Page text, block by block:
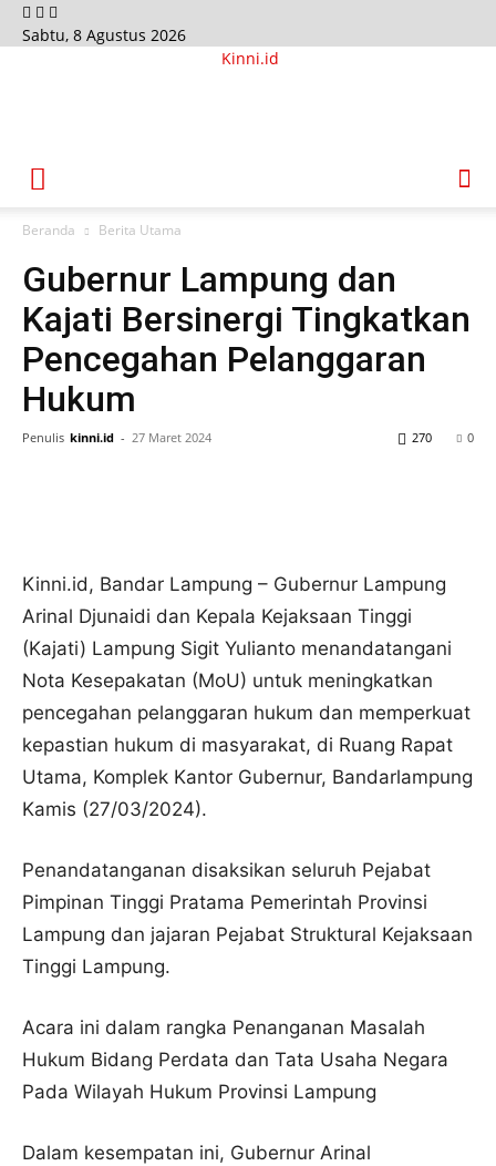
Sabtu, 8 Agustus 2026
Kinni.id
Beranda Berita Utama
Gubernur Lampung dan
Kajati Bersinergi Tingkatkan
Pencegahan Pelanggaran
Hukum
Penulis kinni.id - 27 Maret 2024 0
270
Kinni.id, Bandar Lampung – Gubernur Lampung
Arinal Djunaidi dan Kepala Kejaksaan Tinggi
(Kajati) Lampung Sigit Yulianto menandatangani
Nota Kesepakatan (MoU) untuk meningkatkan
pencegahan pelanggaran hukum dan memperkuat
kepastian hukum di masyarakat, di Ruang Rapat
Utama, Komplek Kantor Gubernur, Bandarlampung
Kamis (27/03/2024).
Penandatanganan disaksikan seluruh Pejabat
Pimpinan Tinggi Pratama Pemerintah Provinsi
Lampung dan jajaran Pejabat Struktural Kejaksaan
Tinggi Lampung.
Acara ini dalam rangka Penanganan Masalah
Hukum Bidang Perdata dan Tata Usaha Negara
Pada Wilayah Hukum Provinsi Lampung
Dalam kesempatan ini, Gubernur Arinal